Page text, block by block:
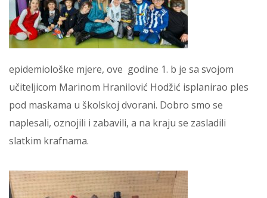
epidemiološke mjere, ove godine 1. b je sa svojom
učiteljicom Marinom Hranilović Hodžić isplanirao ples
pod maskama u školskoj dvorani. Dobro smo se
naplesali, oznojili i zabavili, a na kraju se zasladili
slatkim krafnama.